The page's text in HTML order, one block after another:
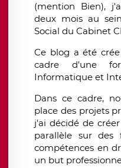
(mention Bien),
deux mois au
Social du Cabinet
Ce blog a été
cadre d'une
Informatique et
Dans ce cadre,
place des projets
j'ai décidé de
parallèle sur des
compétences en
un but